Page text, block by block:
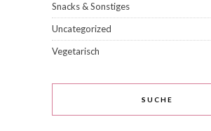
Snacks & Sonstiges
Uncategorized
Vegetarisch
SUCHE